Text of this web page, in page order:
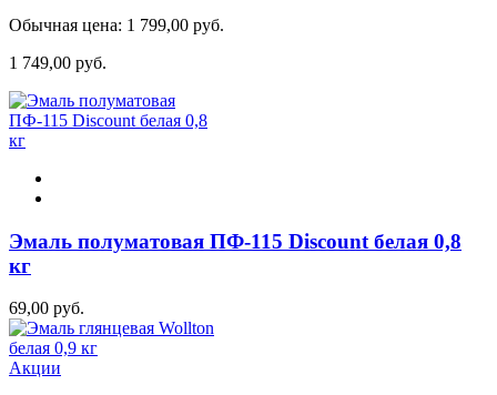
Обычная цена: 1 799,00 руб.
1 749,00 руб.
Эмаль полуматовая ПФ-115 Discount белая 0,8
кг
69,00 руб.
Акции